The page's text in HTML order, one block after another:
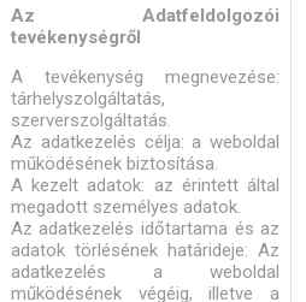
Az Adatfeldolgozói
tevékenységről
A tevékenység megnevezése:
tárhelyszolgáltatás,
szerverszolgáltatás.
Az adatkezelés célja: a weboldal
működésének biztosítása.
A kezelt adatok: az érintett által
megadott személyes adatok.
Az adatkezelés időtartama és az
adatok törlésének határideje: Az
adatkezelés a weboldal
működésének végéig, illetve a